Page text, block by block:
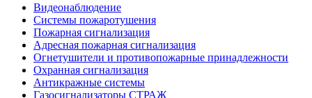
Видеонаблюдение
Системы пожаротушения
Пожарная сигнализация
Адресная пожарная сигнализация
Огнетушители и противопожарные принадлежности
Охранная сигнализация
Антикражные системы
Газосигнализаторы СТРАЖ